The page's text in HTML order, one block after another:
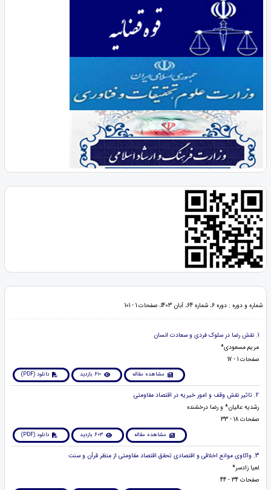
شماره و دوره : دوره 6، شماره 64، آبان 1403، صفحات 1 - 101
1. نقش رضا در سلوک فردی و سعادت انسان
مریم مسعودی*
صفحات 1 - 17
مشاهده مقاله 610 بازدید دانلود (PDF)
2. تاثیر نقش وقف و امور خیریه در اقتصاد مقاومتی
رشدیه عالیان* و رضا درخشنده
صفحات 18 - 33
مشاهده مقاله 603 بازدید دانلود (PDF)
3. واکاوی موانع اخلاقی و اقتصادی تحقق اقتصاد مقاومتی از منظر قرآن و سنت
لعیا زادسر*
صفحات 34 - 44